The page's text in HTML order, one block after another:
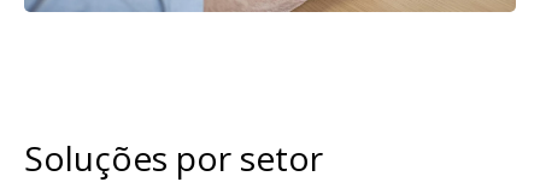
Soluções por setor